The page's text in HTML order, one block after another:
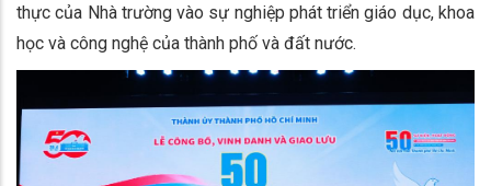
thực của Nhà trường vào sự nghiệp phát triển giáo dục, khoa
học và công nghệ của thành phố và đất nước.